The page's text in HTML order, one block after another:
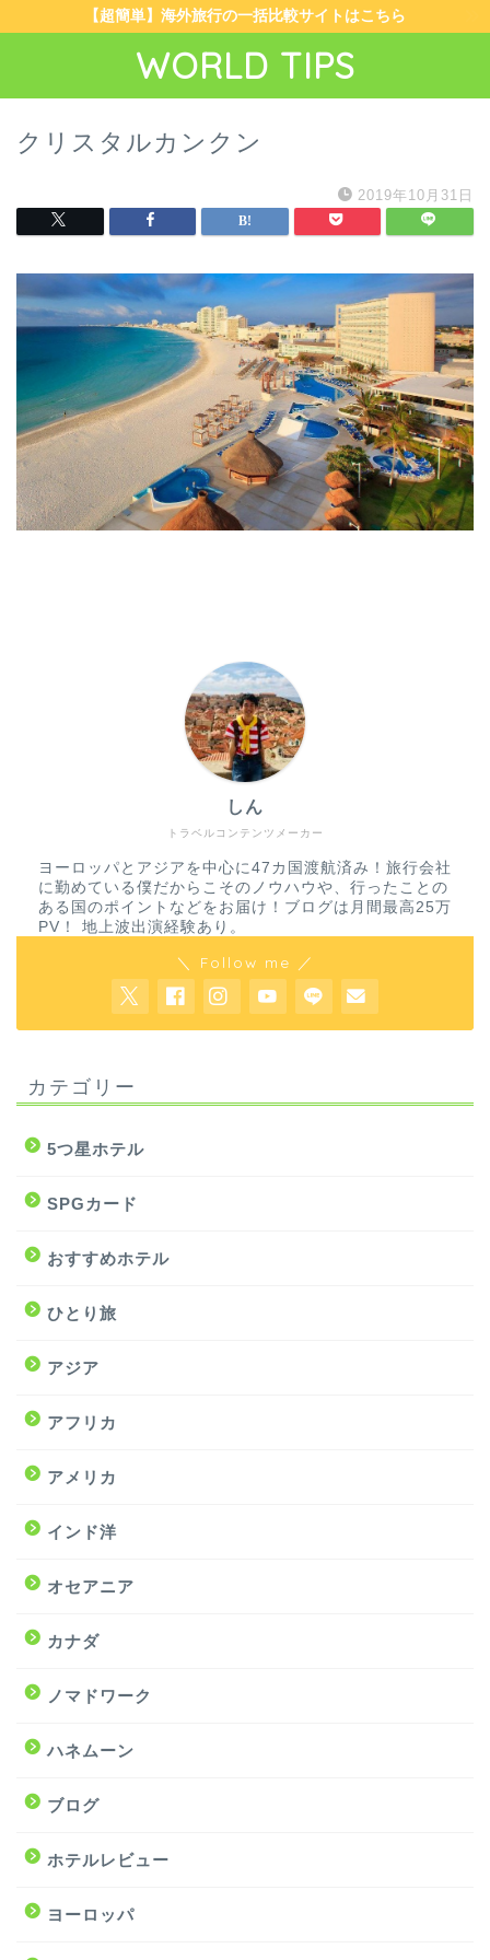
【超簡単】海外旅行の一括比較サイトはこちら
WORLD TIPS
クリスタルカンクン
2019年10月31日
トラベルコンテンツメーカー
しん
ヨーロッパとアジアを中心に47カ国渡航済み！旅行会社
に勤めている僕だからこそのノウハウや、行ったことの
ある国のポイントなどをお届け！ブログは月間最高25万
PV！ 地上波出演経験あり。
＼ Follow me ／
カテゴリー
5つ星ホテル
SPGカード
おすすめホテル
ひとり旅
アジア
アフリカ
アメリカ
インド洋
オセアニア
カナダ
ノマドワーク
ハネムーン
ブログ
ホテルレビュー
ヨーロッパ